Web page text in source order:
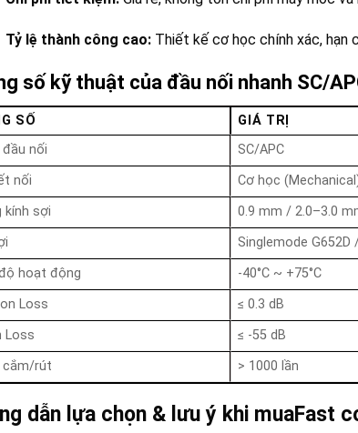
Tỷ lệ thành công cao:Thiết kế cơ học chính xác, hạn
số kỹ thuật của đầu nối nhanh SC/
SỐ
GIÁ TRỊ
đầu nối
SC/APC
nối
Cơ học
kính sợi
0.9 mm / 2.0–3.0
Singlemode G652D
hoạt động
-40°C ~ +75°C
Loss
≤ 0.3 dB
Loss
≤ -55 dB
cắm/rút
> 1000 lần
dẫn lựa chọn & lưu ý khi muaFast